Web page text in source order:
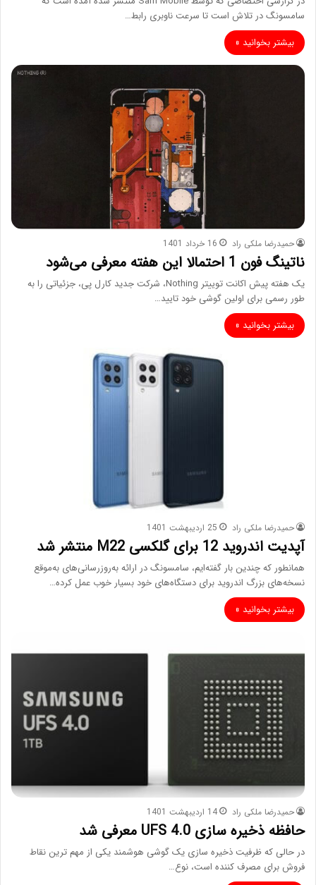
سامسونگ در تلاش است تا سرعت ناوبری رابط…
بیشتر بخوانید »
حمیدرضا ملکی راد 16 خرداد 1401
ناتینگ فون 1 احتمالا این هفته معرفی می‌شود
یک هفته پیش اکانت توییتر Nothing، شرکت جدید کارل پی، جزئیاتی را به
طور رسمی برای اولین گوشی خود تایید…
بیشتر بخوانید »
حمیدرضا ملکی راد 25 اردیبهشت 1401
آپدیت اندروید 12 برای گلکسی M22 منتشر شد
همانطور که چندین بار گفته‌ایم، سامسونگ در ارائه به‌روزرسانی‌های به‌موقع
نسخه‌های بزرگ اندروید برای دستگاه‌های خود بسیار خوب عمل کرده…
بیشتر بخوانید »
حمیدرضا ملکی راد 14 اردیبهشت 1401
حافظه‌ ذخیره سازی UFS 4.0 معرفی شد
در حالی که ظرفیت ذخیره سازی یک گوشی هوشمند یکی از مهم ترین نقاط
فروش برای مصرف کننده است، نوع…